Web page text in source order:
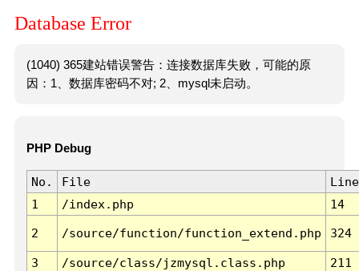
Database Error
(1040) 365建站错误警告：连接数据库失败，可能的原
因：1、数据库密码不对; 2、mysql未启动。
PHP Debug
No. File
Line
1
/index.php 14
2 /source/function/function_extend.php 324
3 /source/class/jzmysql.class.php
211